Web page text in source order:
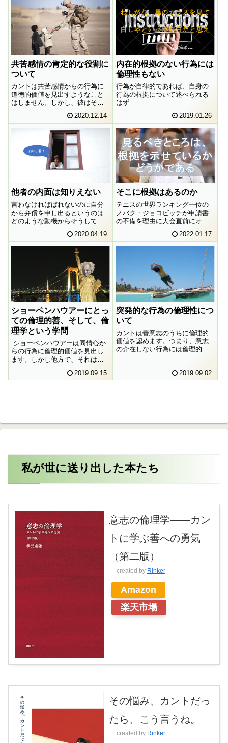
共苦感情の肯定的な役割に
ついて
カントは共苦感情からの行為に
道徳的価値を見出すようなこと
はしません。しかし、彼はそこ
ということでもありません。で
は、そこにはどのような意義が
あるのでしょうか。私たちは何
ができるのであり、何をすべき
なのでしょうか。
2020.12.14
内在的根拠のない行為には
倫理性もない
行為が自律的であれば、自身の
行為の根拠について述べられる
はず
2019.01.26
他者の内面は知りえない
言わなければばれないのに自分
から弁償を申し出るというのは
どのような動機からそうしてい
んすばらしい行為ですよ。た
だ、そのすばらしさというのは
いかなる意味でのすばらしさな
2020.04.19
そこに根拠はあるのか
テニスの世界ランキング一位の
ノバク・ジョコビッチが申請書
の不備を理由に大会直前にオー
分を受けました。しかし、彼に
付きまとっている疑惑はそれだ
けではないのです。テストで陰
性反応が出ているのに人と接触
したり、その際にマスクをしな
かったり、コロナウイルス感染
拡大に関して気を使っている様
子がまったく窺えないのです。
そんな彼にどんな言い分がある
のでしょうか。私なりに調べた
のですが、正直よく分かりませ
ん。
2022.01.17
ショーペンハウアーにとっ
ての倫理的善、そして、倫
理学という学問
ショーペンハウアーは同情心か
らの行為に倫理的価値を見出し
ます。しかし他方で、それは努
言うのです。だとすると、彼の
2019.09.15
突発的な行為の倫理性につ
いて
カントは善意志のうちに倫理的
価値を認めます。つまり、意志
の介在しない行為には倫理的価
い行為に見えるとしてもです。
2019.09.02
私が世に送り出した本たち
意志の倫理学――カン
トに学ぶ善への勇気
（第二版）
created by Rinker
Amazon
楽天市場
その悩み、カントだっ
たら、こう言うね。
created by Rinker